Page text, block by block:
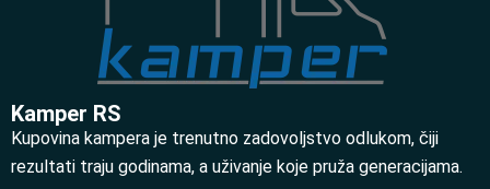
Kamper RS
Kupovina kampera je trenutno zadovoljstvo odlukom, čiji
rezultati traju godinama, a uživanje koje pruža generacijama.